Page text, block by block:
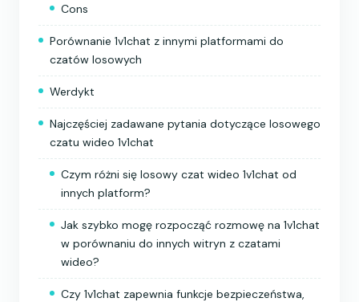
Cons
Porównanie 1v1chat z innymi platformami do
czatów losowych
Werdykt
Najczęściej zadawane pytania dotyczące losowego
czatu wideo 1v1chat
Czym różni się losowy czat wideo 1v1chat od
innych platform?
Jak szybko mogę rozpocząć rozmowę na 1v1chat
w porównaniu do innych witryn z czatami
wideo?
Czy 1v1chat zapewnia funkcje bezpieczeństwa,